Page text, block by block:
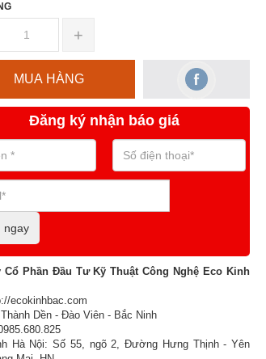
+
MUA HÀNG
Đăng ký nhận báo giá
ngay
Cổ Phần Đầu Tư Kỹ Thuật Công Nghệ Eco Kinh
ecokinhbac.com
Dền - Đào Viên - Bắc Ninh
Hà Nội: Số 55, ngõ 2, Đường Hưng Thịnh - Yên